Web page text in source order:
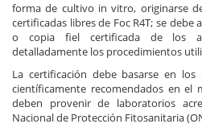
forma de cultivo in vitro, originarse
certificadas libres de FocR4T; se debe
o copia fiel certificada de los
detalladamente los procedimientos
La certificación debebasarse en los
científicamente recomendados en el
deben provenir de laboratorios
Nacional de Protección Fitosanitaria